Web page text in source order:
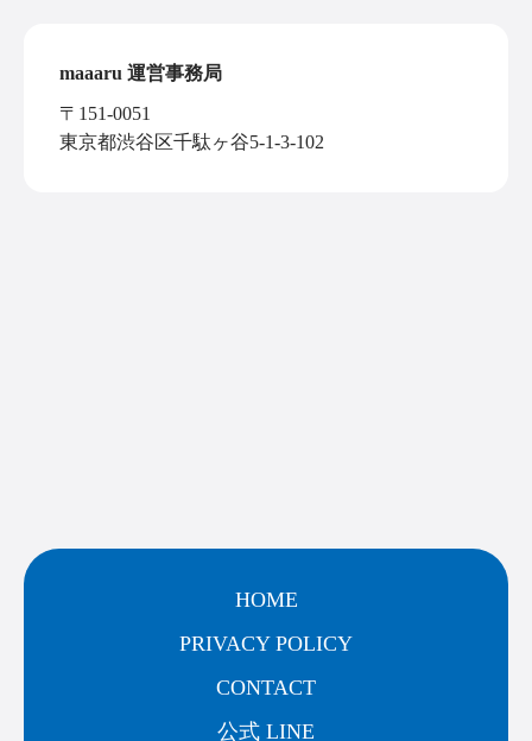
maaaru 運営事務局
〒151-0051
東京都渋谷区千駄ヶ谷5-1-3-102
HOME
PRIVACY POLICY
CONTACT
公式 LINE